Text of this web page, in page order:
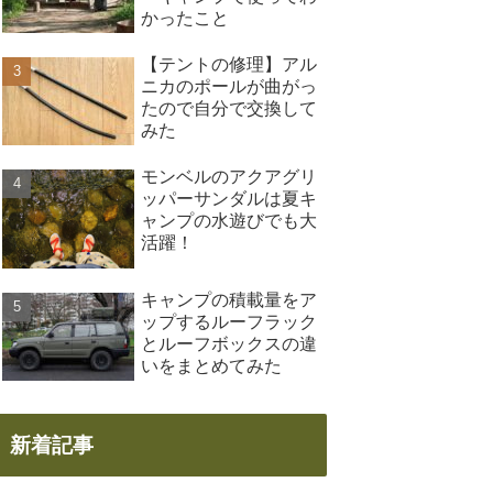
かったこと
【テントの修理】アル
ニカのポールが曲がっ
たので自分で交換して
みた
モンベルのアクアグリ
ッパーサンダルは夏キ
ャンプの水遊びでも大
活躍！
キャンプの積載量をア
ップするルーフラック
とルーフボックスの違
いをまとめてみた
新着記事